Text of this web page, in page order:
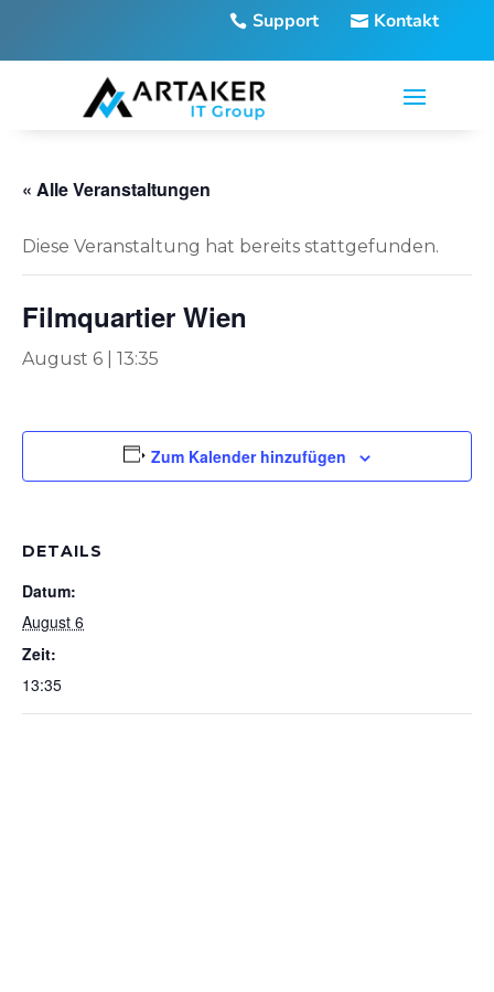
Support Kontakt
« Alle Veranstaltungen
Diese Veranstaltung hat bereits stattgefunden.
Filmquartier Wien
August 6 | 13:35
Zum Kalender hinzufügen
DETAILS
Datum:
August 6
Zeit:
13:35